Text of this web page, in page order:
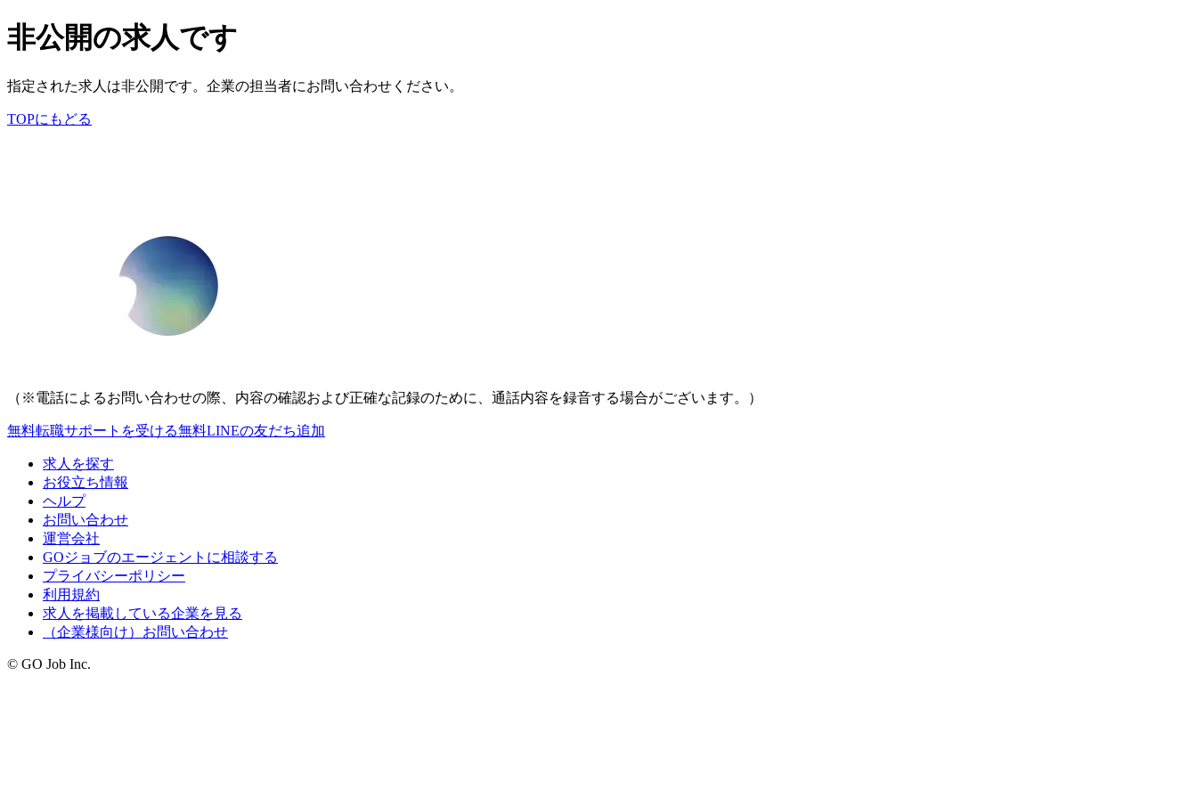
非公開の求人です
指定された求人は非公開です。企業の担当者にお問い合わせください。
TOPにもどる
（※電話によるお問い合わせの際、内容の確認および正確な記録のために、通話内容を録音する場合がございます。）
無料転職サポートを受ける無料LINEの友だち追加
求人を探す
お役立ち情報
ヘルプ
お問い合わせ
運営会社
GOジョブのエージェントに相談する
プライバシーポリシー
利用規約
求人を掲載している企業を見る
（企業様向け）お問い合わせ
© GO Job Inc.